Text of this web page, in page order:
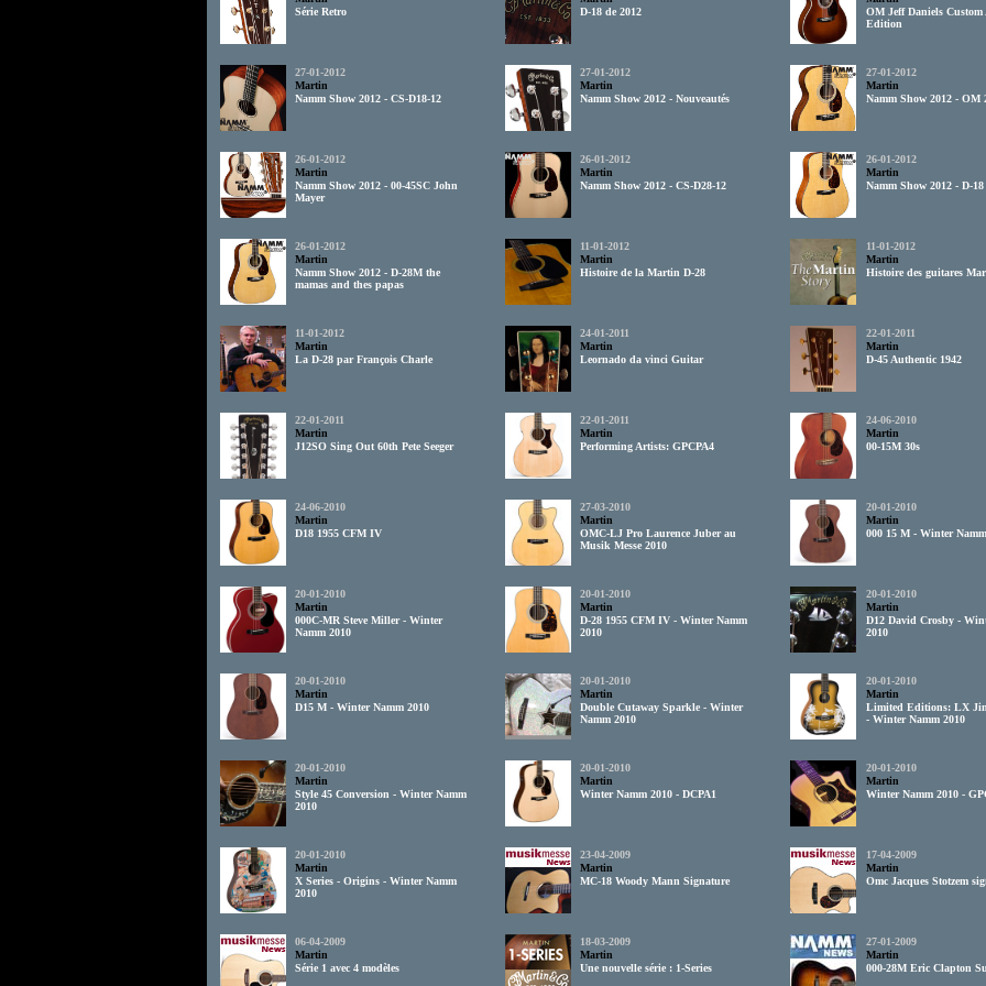
Série Retro
D-18 de 2012
OM Jeff Daniels Custom
Edition
27-01-2012
Martin
Namm Show 2012 - CS-D18-12
27-01-2012
Martin
Namm Show 2012 - Nouveautés
27-01-2012
Martin
Namm Show 2012 - OM
26-01-2012
Martin
Namm Show 2012 - 00-45SC John
Mayer
26-01-2012
Martin
Namm Show 2012 - CS-D28-12
26-01-2012
Martin
Namm Show 2012 - D-18
26-01-2012
Martin
Namm Show 2012 - D-28M the
mamas and thes papas
11-01-2012
Martin
Histoire de la Martin D-28
11-01-2012
Martin
Histoire des guitares
11-01-2012
Martin
La D-28 par François Charle
24-01-2011
Martin
Leornado da vinci Guitar
22-01-2011
Martin
D-45 Authentic 1942
22-01-2011
Martin
J12SO Sing Out 60th Pete Seeger
22-01-2011
Martin
Performing Artists: GPCPA4
24-06-2010
Martin
00-15M 30s
24-06-2010
Martin
D18 1955 CFM IV
27-03-2010
Martin
OMC-LJ Pro Laurence Juber au
Musik Messe 2010
20-01-2010
Martin
000 15 M - Winter
20-01-2010
Martin
000C-MR Steve Miller - Winter
Namm 2010
20-01-2010
Martin
D-28 1955 CFM IV - Winter Namm
2010
20-01-2010
Martin
D12 David Crosby -
2010
20-01-2010
Martin
D15 M - Winter Namm 2010
20-01-2010
Martin
Double Cutaway Sparkle - Winter
Namm 2010
20-01-2010
Martin
Limited Editions: LX
- Winter Namm 2010
20-01-2010
Martin
Style 45 Conversion - Winter Namm
2010
20-01-2010
Martin
Winter Namm 2010 - DCPA1
20-01-2010
Martin
Winter Namm 2010 -
20-01-2010
Martin
X Series - Origins - Winter Namm
2010
23-04-2009
Martin
MC-18 Woody Mann Signature
17-04-2009
Martin
Omc Jacques Stotzem
06-04-2009
Martin
Série 1 avec 4 modèles
18-03-2009
Martin
Une nouvelle série : 1-Series
27-01-2009
Martin
000-28M Eric Clapton